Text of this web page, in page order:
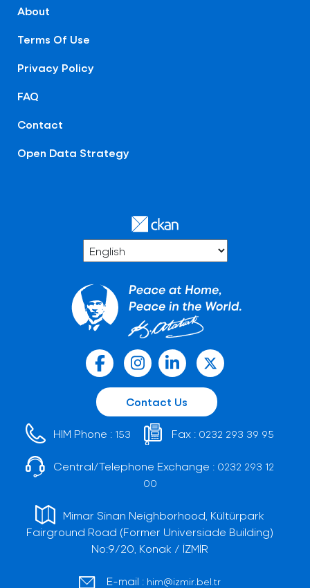
About
Terms Of Use
Privacy Policy
FAQ
Contact
Open Data Strategy
Contact Us
HIM Phone : 153 Fax : 0232 293 39 95
Central/Telephone Exchange : 0232 293 12
00
Mimar Sinan Neighborhood, Kültürpark
Fairground Road (Former Universiade Building)
No:9/20, Konak / İZMİR
E-mail : him@izmir.bel.tr